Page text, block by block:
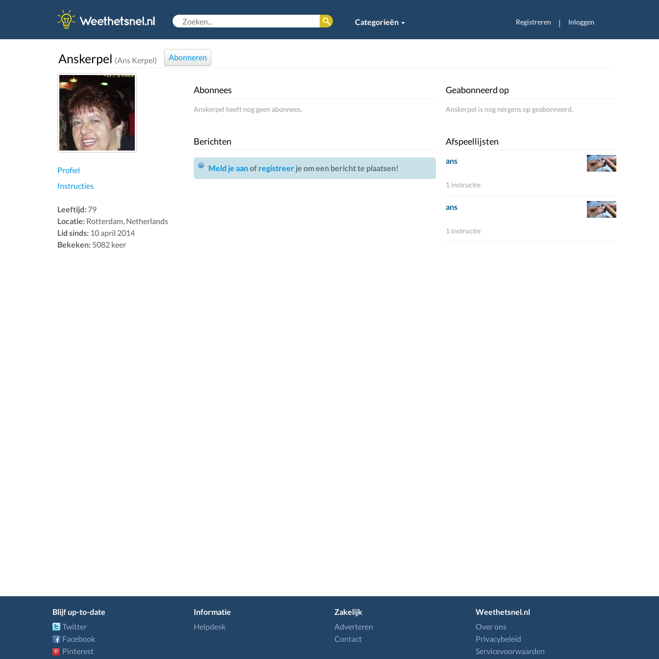
Categorieën Registreren | Inloggen
Anskerpel (Ans Kerpel) Abonneren
Profiel
Instructies
Leeftijd: 79
Locatie: Rotterdam, Netherlands
Lid sinds: 10 april 2014
Bekeken: 5082 keer
Abonnees
Anskerpel heeft nog geen abonnees.
Berichten
Meld je aanof registreerje om een bericht te plaatsen!
Geabonneerd op
Anskerpel is nog nergens op geabonneerd.
Afspeellijsten
ans
1 instructie
ans
1 instructie
Blijf up-to-date
Twitter
Facebook
Pinterest
Informatie
Helpdesk
Zakelijk
Adverteren
Contact
Weethetsnel.nl
Over ons
Privacybeleid
Servicevoorwaarden